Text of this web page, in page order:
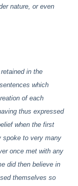
nature, or even
in the
which
of each
thus expressed
when the first
spoke to very many
once met with any
did then believe in
themselves so